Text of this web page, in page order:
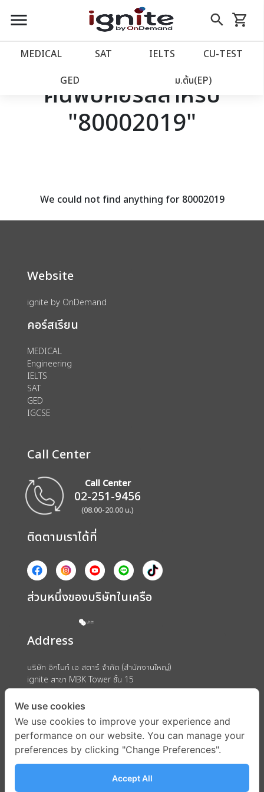
close
account_balance หน้าแรก
เว็บไซต์อิกไนท์
โปรโมชั่น
assignment ลงทะเบียน
menu search
Skip
to
shopping_cart
รถเข็น
MEDICAL SAT IELTS CU‑TEST
GED ม.ต้น(EP)
ค้นพบคอร์สสำหรับ
"80002019"
We could not find anything for 80002019
Website
ignite by OnDemand
คอร์สเรียน
MEDICAL
Engineering
IELTS
SAT
GED
IGCSE
Call Center
Call Center
02-251-9456
(08.00-20.00 น.)
ติดตามเราได้ที่
ส่วนหนึ่งของบริษัทในเครือ
Address
บริษัท อิกไนท์ เอ สตาร์ จำกัด (สำนักงานใหญ่)
ignite สาขา MBK Tower ชั้น 15
ถนนพญาไท แขวงวังใหม่ เขตปทุมวัน กรุงเทพมหานคร 10330
We use cookies
We use cookies to improve your experience and
performance on our website. You can manage your
preferences by clicking "Change Preferences".
Accept All